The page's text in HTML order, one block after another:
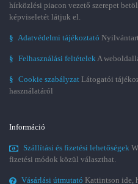
hírközlési piacon vezető szerepet
képviseletét látjuk el.
§ Adatvédelmi tájékoztató
§ Felhasználási feltételekA
§ Cookie szabályzat Látogatói
használatáról
Információ
Szállítási és fizetési lehetőségek
fizetési módok közül választhat.
Vásárlási útmutató Kattintson ide,